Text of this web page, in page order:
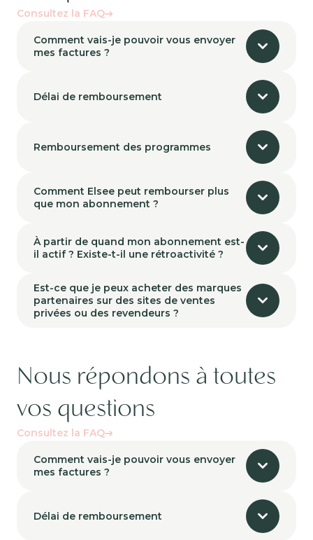
Consultez la FAQ
Comment vais-je pouvoir vous envoyer
mes factures ?
Délai de remboursement
Remboursement des programmes
Comment Elsee peut rembourser plus
que mon abonnement ?
À partir de quand mon abonnement est-
il actif ? Existe-t-il une rétroactivité ?
Est-ce que je peux acheter des marques
partenaires sur des sites de ventes
privées ou des revendeurs ?
Nous répondons à toutes
vos questions
Consultez la FAQ
Comment vais-je pouvoir vous envoyer
mes factures ?
Délai de remboursement